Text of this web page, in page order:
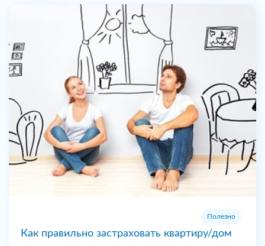
Полезно
Как правильно застраховать квартиру/дом